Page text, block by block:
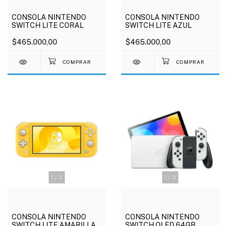
CONSOLA NINTENDO
SWITCH LITE CORAL
$465.000,00
CONSOLA NINTENDO
SWITCH LITE AZUL
$465.000,00
1 / 3
CONSOLA NINTENDO
1 / 3
CONSOLA NINTENDO